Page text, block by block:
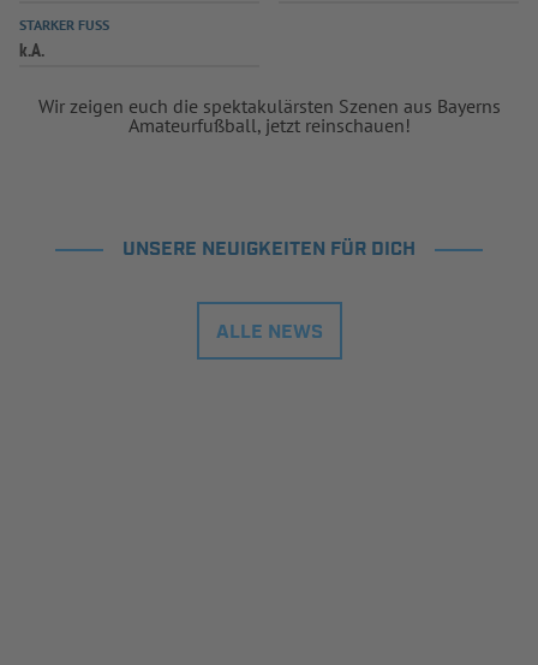
STARKER FUSS
k.A.
Wir zeigen euch die spektakulärsten Szenen aus Bayerns
Amateurfußball, jetzt reinschauen!
UNSERE NEUIGKEITEN FÜR DICH
ALLE NEWS